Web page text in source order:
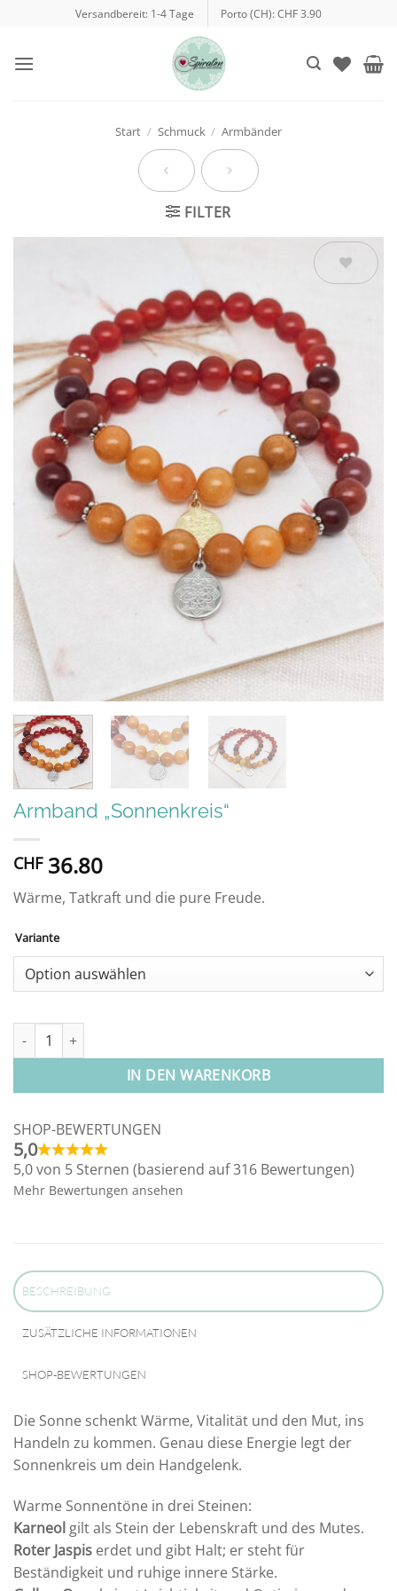
springen
Versandbereit: 1-4 Tage Porto (CH): CHF 3.90
Start / Schmuck / Armbänder
FILTER
Wunschliste
Armband „Sonnenkreis“
CHF36.80
Wärme, Tatkraft und die pure Freude.
Variante
Armband "Sonnenkreis" Menge
IN DEN WARENKORB
Alternative:
SHOP-BEWERTUNGEN
5,0
5,0 von 5 Sternen (basierend auf 316 Bewertungen)
Mehr Bewertungen ansehen
BESCHREIBUNG
ZUSÄTZLICHE INFORMATIONEN
SHOP-BEWERTUNGEN
Die Sonne schenkt Wärme, Vitalität und den Mut, ins
Handeln zu kommen. Genau diese Energie legt der
Sonnenkreis um dein Handgelenk.
Warme Sonnentöne in drei Steinen:
Karneol gilt als Stein der Lebenskraft und des Mutes.
Roter Jaspis erdet und gibt Halt; er steht für
Beständigkeit und ruhige innere Stärke.